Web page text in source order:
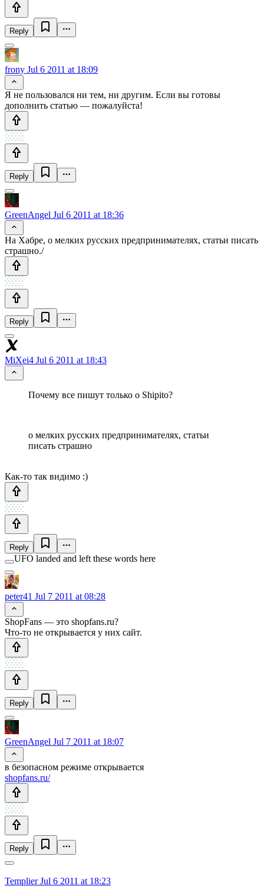
Reply
frony Jul 6 2011 at 18:09
Я не пользовался ни тем, ни другим. Если вы готовы
дополнить статью — пожалуйста!
Reply
GreenAngel Jul 6 2011 at 18:36
На Хабре, о мелких русских предпринимателях, статьи писать
страшно./
Reply
MiXei4 Jul 6 2011 at 18:43
Почему все пишут только о Shipito?
о мелких русских предпринимателях, статьи
писать страшно
Как-то так видимо :)
Reply
UFO landed and left these words here
peter41 Jul 7 2011 at 08:28
ShopFans — это shopfans.ru?
Что-то не открывается у них сайт.
Reply
GreenAngel Jul 7 2011 at 18:07
в безопасном режиме открывается
shopfans.ru/
Reply
TemplierJul 6 2011 at 18:23